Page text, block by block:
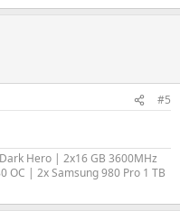
#5
Hero | 2x16 GB 3600MHz
OC | 2x Samsung 980 Pro 1 TB